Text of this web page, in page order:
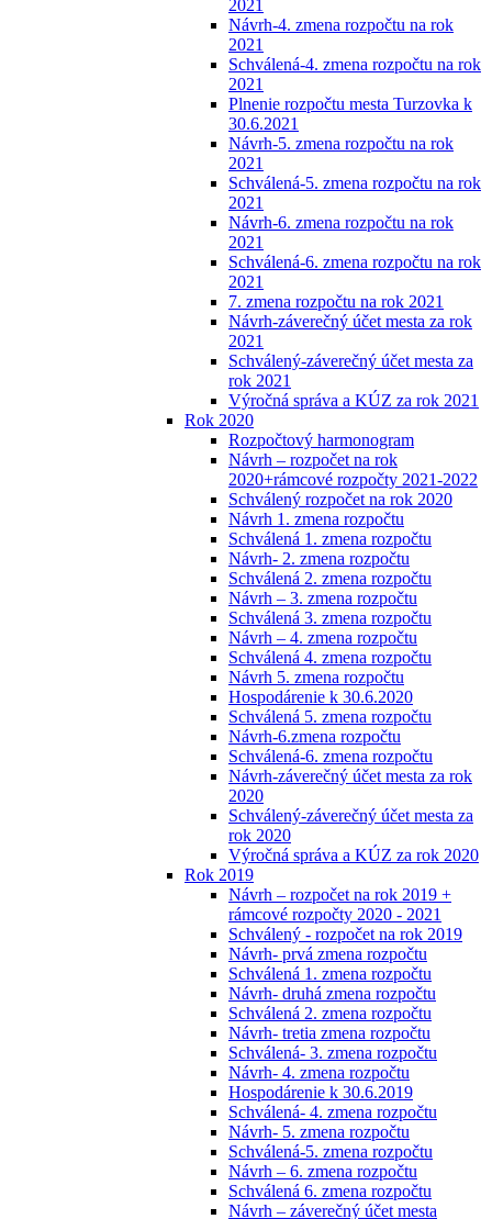
2021
Návrh-4. zmena rozpočtu na rok
2021
Schválená-4. zmena rozpočtu na rok
2021
Plnenie rozpočtu mesta Turzovka k
30.6.2021
Návrh-5. zmena rozpočtu na rok
2021
Schválená-5. zmena rozpočtu na rok
2021
Návrh-6. zmena rozpočtu na rok
2021
Schválená-6. zmena rozpočtu na rok
2021
7. zmena rozpočtu na rok 2021
Návrh-záverečný účet mesta za rok
2021
Schválený-záverečný účet mesta za
rok 2021
Výročná správa a KÚZ za rok 2021
Rok 2020
Rozpočtový harmonogram
Návrh – rozpočet na rok
2020+rámcové rozpočty 2021-2022
Schválený rozpočet na rok 2020
Návrh 1. zmena rozpočtu
Schválená 1. zmena rozpočtu
Návrh- 2. zmena rozpočtu
Schválená 2. zmena rozpočtu
Návrh – 3. zmena rozpočtu
Schválená 3. zmena rozpočtu
Návrh – 4. zmena rozpočtu
Schválená 4. zmena rozpočtu
Návrh 5. zmena rozpočtu
Hospodárenie k 30.6.2020
Schválená 5. zmena rozpočtu
Návrh-6.zmena rozpočtu
Schválená-6. zmena rozpočtu
Návrh-záverečný účet mesta za rok
2020
Schválený-záverečný účet mesta za
rok 2020
Výročná správa a KÚZ za rok 2020
Rok 2019
Návrh – rozpočet na rok 2019 +
rámcové rozpočty 2020 - 2021
Schválený - rozpočet na rok 2019
Návrh- prvá zmena rozpočtu
Schválená 1. zmena rozpočtu
Návrh- druhá zmena rozpočtu
Schválená 2. zmena rozpočtu
Návrh- tretia zmena rozpočtu
Schválená- 3. zmena rozpočtu
Návrh- 4. zmena rozpočtu
Hospodárenie k 30.6.2019
Schválená- 4. zmena rozpočtu
Návrh- 5. zmena rozpočtu
Schválená-5. zmena rozpočtu
Návrh – 6. zmena rozpočtu
Schválená 6. zmena rozpočtu
Návrh – záverečný účet mesta